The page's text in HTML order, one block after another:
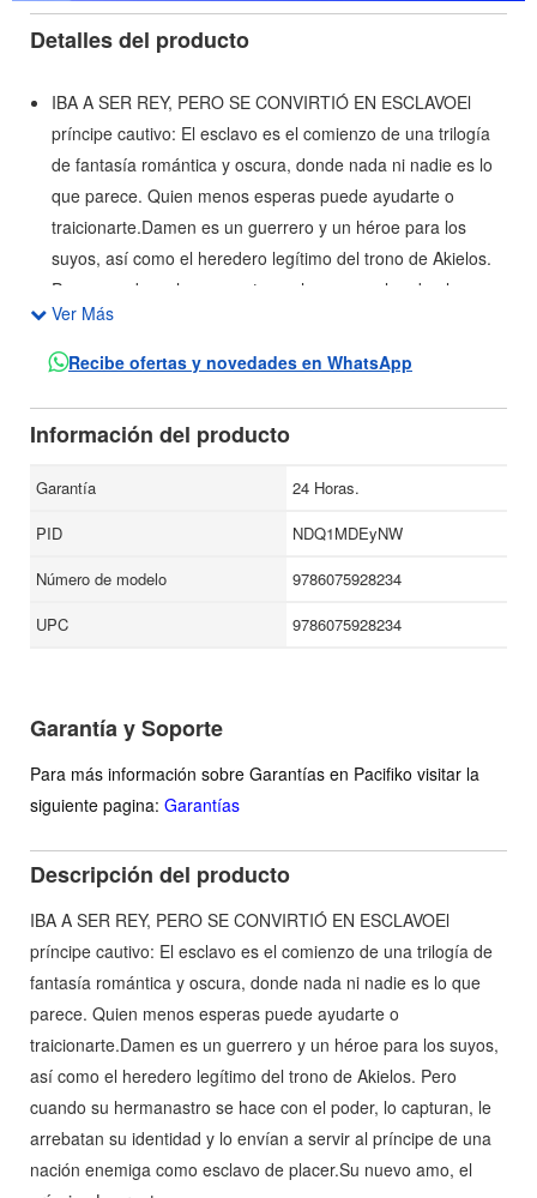
Detalles del producto
IBA A SER REY, PERO SE CONVIRTIÓ EN ESCLAVOEl
príncipe cautivo: El esclavo es el comienzo de una trilogía
de fantasía romántica y oscura, donde nada ni nadie es lo
que parece. Quien menos esperas puede ayudarte o
traicionarte.Damen es un guerrero y un héroe para los
suyos, así como el heredero legítimo del trono de Akielos.
Pero cuando su hermanastro se hace con el poder, lo
capturan, le arrebatan su identidad y lo envían a servir al
príncipe de una nación enemiga como esclavo de placer.Su
Ver Más
Recibe ofertas y novedades en WhatsApp
Información del producto
Garantía
24 Horas.
PID
NDQ1MDEyNW
Número de modelo
9786075928234
UPC
9786075928234
Garantía y Soporte
Para más información sobre Garantías en Pacifiko visitar la
siguiente pagina: Garantías
Descripción del producto
IBA A SER REY, PERO SE CONVIRTIÓ EN ESCLAVOEl
príncipe cautivo: El esclavo es el comienzo de una trilogía de
fantasía romántica y oscura, donde nada ni nadie es lo que
parece. Quien menos esperas puede ayudarte o
traicionarte.Damen es un guerrero y un héroe para los suyos,
así como el heredero legítimo del trono de Akielos. Pero
cuando su hermanastro se hace con el poder, lo capturan, le
arrebatan su identidad y lo envían a servir al príncipe de una
nación enemiga como esclavo de placer.Su nuevo amo, el